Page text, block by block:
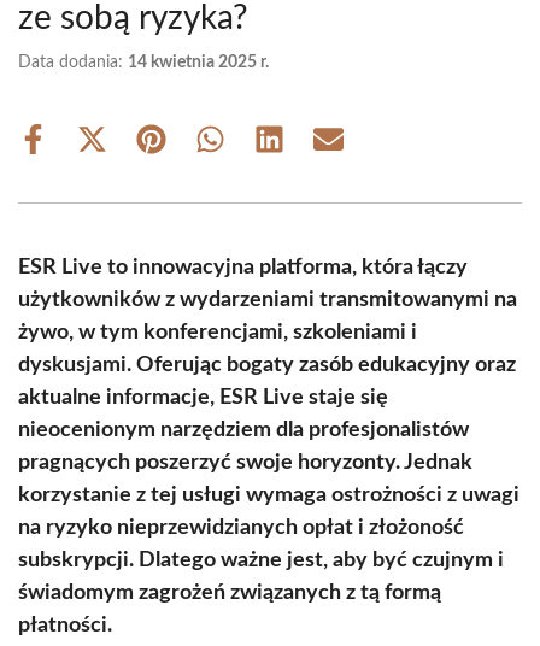
ze sobą ryzyka?
Data dodania: 14 kwietnia 2025 r.
Share
Share
(Twitter)
Share Share Share Share
ESR Live to innowacyjna platforma, która łączy
użytkowników z wydarzeniami transmitowanymi na
żywo, w tym konferencjami, szkoleniami i
dyskusjami. Oferując bogaty zasób edukacyjny oraz
aktualne informacje, ESR Live staje się
nieocenionym narzędziem dla profesjonalistów
pragnących poszerzyć swoje horyzonty. Jednak
korzystanie z tej usługi wymaga ostrożności z uwagi
na ryzyko nieprzewidzianych opłat i złożoność
subskrypcji. Dlatego ważne jest, aby być czujnym i
świadomym zagrożeń związanych z tą formą
płatności.